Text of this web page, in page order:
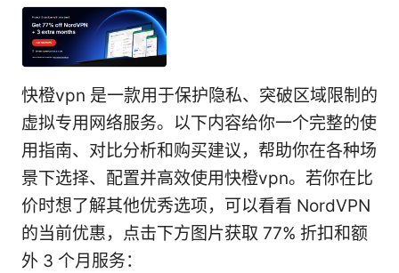
快橙vpn 是一款用于保护隐私、突破区域限制的
虚拟专用网络服务。以下内容给你一个完整的使
用指南、对比分析和购买建议，帮助你在各种场
景下选择、配置并高效使用快橙vpn。若你在比
价时想了解其他优秀选项，可以看看 NordVPN
的当前优惠，点击下方图片获取 77% 折扣和额
外 3 个月服务：